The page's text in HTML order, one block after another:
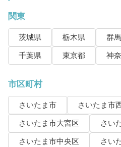
関東
茨城県 栃木県 群
千葉県
東京都 神
市区町村
さいたま市 さいたま市
さいたま市大宮区
さい
さいたま市中央区
さい